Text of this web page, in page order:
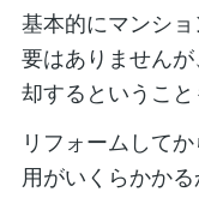
基本的にマンシ
要はありません
却するということ
リフォームして
用がいくらかか